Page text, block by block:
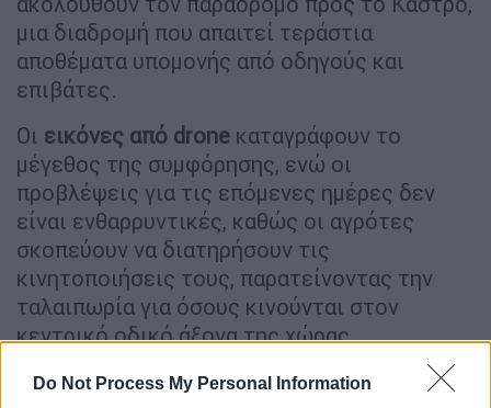
Do Not Process My Personal Information
μια διαδρομή που απαιτεί τεράστια
αποθέματα υπομονής από οδηγούς και
επιβάτες.
Οι εικόνες από drone καταγράφουν το
μέγεθος της συμφόρησης, ενώ οι
προβλέψεις για τις επόμενες ημέρες δεν
είναι ενθαρρυντικές, καθώς οι αγρότες
σκοπεύουν να διατηρήσουν τις
κινητοποιήσεις τους, παρατείνοντας την
ταλαιπωρία για όσους κινούνται στον
κεντρικό οδικό άξονα της χώρας.